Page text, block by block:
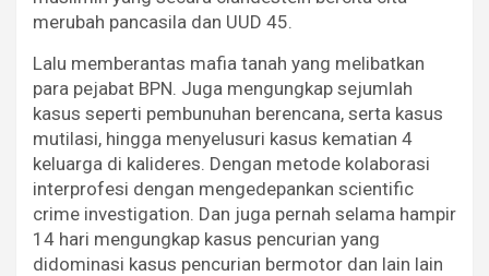
merubah pancasila dan UUD 45.
Lalu memberantas mafia tanah yang melibatkan
para pejabat BPN. Juga mengungkap sejumlah
kasus seperti pembunuhan berencana, serta kasus
mutilasi, hingga menyelusuri kasus kematian 4
keluarga di kalideres. Dengan metode kolaborasi
interprofesi dengan mengedepankan scientific
crime investigation. Dan juga pernah selama hampir
14 hari mengungkap kasus pencurian yang
didominasi kasus pencurian bermotor dan lain lain